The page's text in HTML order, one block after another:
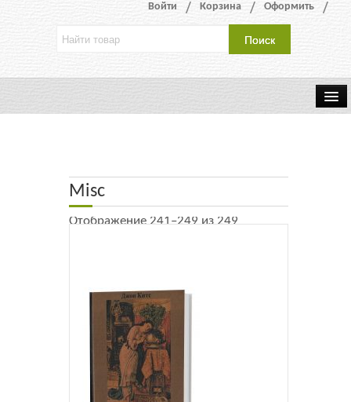
Войти Корзина Оформить
Каталог Издательства
Misc
Отображение 241–249 из 249